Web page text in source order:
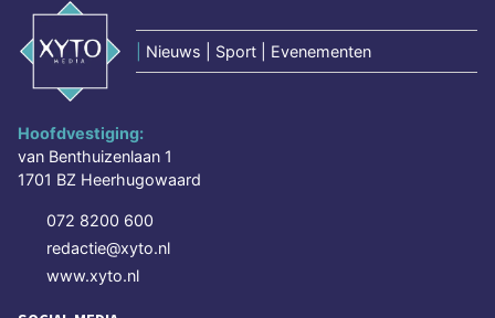
Nieuws | Sport | Evenementen
Hoofdvestiging:
van Benthuizenlaan 1
1701 BZ Heerhugowaard
072 8200 600
redactie@xyto.nl
www.xyto.nl